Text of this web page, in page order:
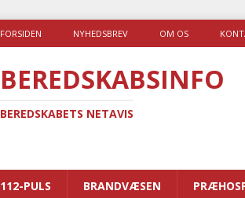
FORSIDEN NYHEDSBREV OM OS
BEREDSKABSINFO
BEREDSKABETS NETAVIS
112-PULS BRANDVÆSEN